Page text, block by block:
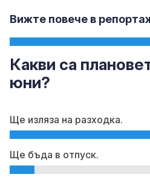
Вижте повече в
Какви са
юни?
Ще изляза на разходка.
Ще бъда в отпуск.